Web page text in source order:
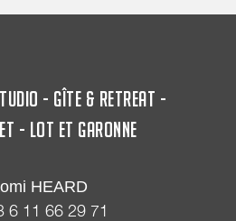
- GÎTE & RETREAT -
- LOT ET GARONNE
HEARD
6 11 66 29 71